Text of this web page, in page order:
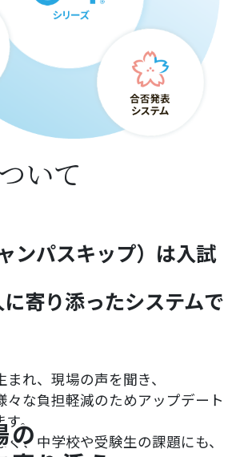
の
いて
ンパスキップ）は入試
寄り添ったシステムで
れ、現場の声を聞き、
々な負担軽減のためアップデート
。
、中学校や受験生の課題にも、